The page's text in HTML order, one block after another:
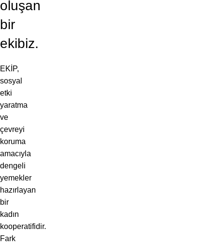
oluşan
bir
ekibiz.
EKİP,
sosyal
etki
yaratma
ve
çevreyi
koruma
amacıyla
dengeli
yemekler
hazırlayan
bir
kadın
kooperatifidir.
Fark